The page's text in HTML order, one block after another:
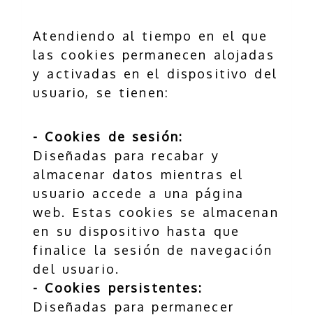
Atendiendo al tiempo en el que
las cookies permanecen alojadas
y activadas en el dispositivo del
usuario, se tienen:
- Cookies de sesión:
Diseñadas para recabar y
almacenar datos mientras el
usuario accede a una página
web. Estas cookies se almacenan
en su dispositivo hasta que
finalice la sesión de navegación
del usuario.
- Cookies persistentes:
Diseñadas para permanecer